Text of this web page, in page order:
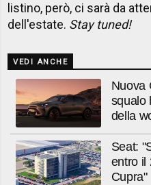
listino, però, ci sarà da
dell'estate. Stay tuned!
VEDI ANCHE
Nuova
squalo
della
Seat:
entro il
Cupra"